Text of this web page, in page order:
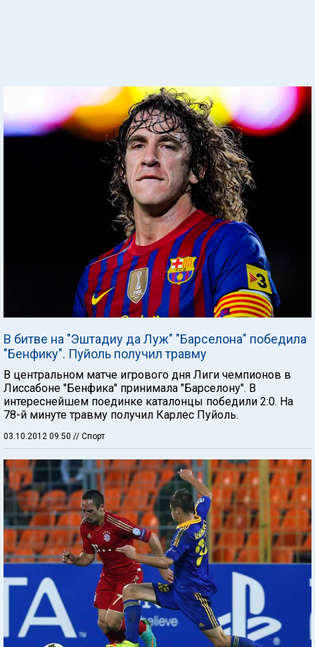
В битве на "Эштадиу да Луж" "Барселона" победила
"Бенфику". Пуйоль получил травму
В центральном матче игрового дня Лиги чемпионов в
Лиссабоне "Бенфика" принимала "Барселону". В
интереснейшем поединке каталонцы победили 2:0. На
78-й минуте травму получил Карлес Пуйоль.
03.10.2012 09:50 // Спорт